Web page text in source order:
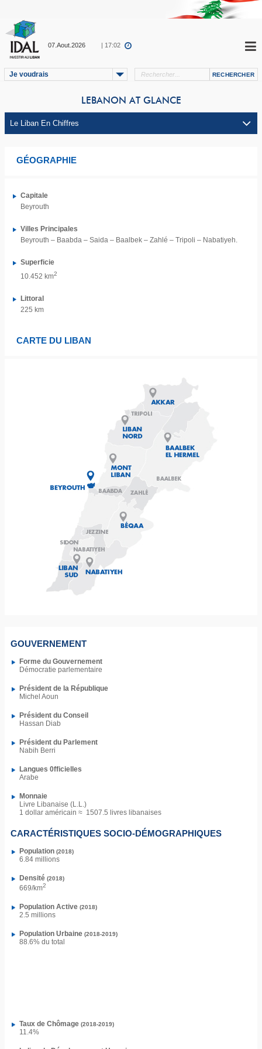
07.Aout.2026 | 17:02
Je voudrais
LEBANON AT GLANCE
GÉOGRAPHIE
Capitale
Beyrouth
Villes Principales
Beyrouth – Baabda – Saida – Baalbek – Zahlé – Tripoli – Nabatiyeh.
Superficie
10.452 km2
Littoral
225 km
CARTE DU LIBAN
GOUVERNEMENT
Forme du Gouvernement
Démocratie parlementaire
Président de la République
Michel Aoun
Président du Conseil
Hassan Diab
Président du Parlement
Nabih Berri
Langues 0fficielles
Arabe
Monnaie
Livre Libanaise (L.L.)
1 dollar américain ≈ 1507.5 livres libanaises
CARACTÉRISTIQUES SOCIO-DÉMOGRAPHIQUES
Population (2018)
6.84 millions
Densité (2018)
669/km2
Population Active (2018)
2.5 millions
Population Urbaine (2018-2019)
88.6% du total
Taux de Chômage (2018-2019)
11.4%